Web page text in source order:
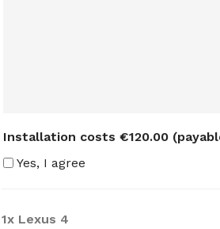
Installation costs €120.00
Yes, I agree
1x Lexus 4